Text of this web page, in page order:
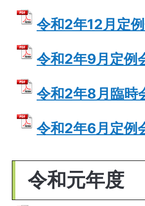
令和2年12月定
令和2年9月定例
令和2年8月臨時
令和2年6月定例
令和元年度